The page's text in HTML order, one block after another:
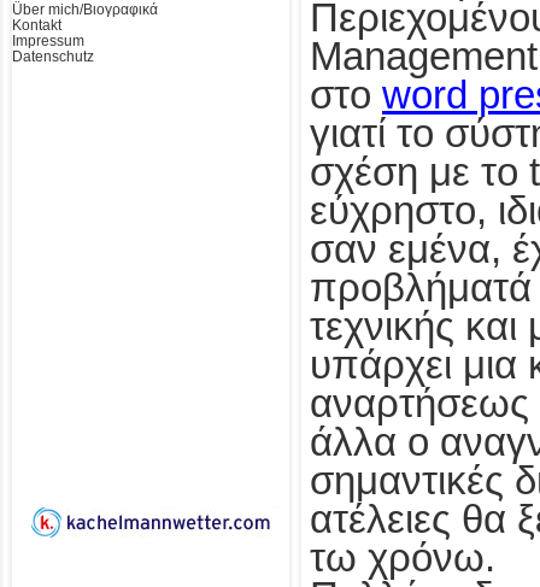
Über mich/Βιογραφικά
Kontakt
Impressum
Datenschutz
στο word
γιατί το
σχέση με το
εύχρηστο,
σαν εμένα,
προβλήματά
τεχνικής και
υπάρχει μια
αναρτήσεως
άλλα ο
σημαντικές
ατέλειες θα
τω χρόνω.